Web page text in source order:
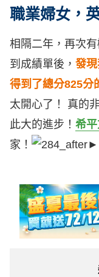
職業婦女，
相隔二年，再次
到成績單後， 發
得到了總分825分
太開心了！ 真的
此大的進步！ 希
家！
►